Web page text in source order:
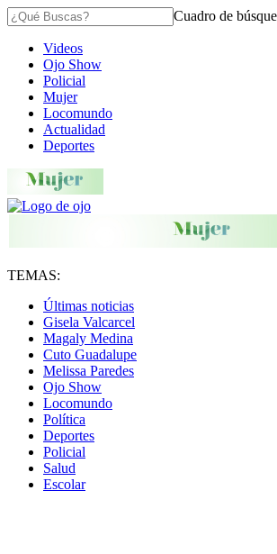
Cuadro de
Videos
Ojo Show
Policial
Mujer
Locomundo
Actualidad
Deportes
TEMAS:
Últimas noticias
Gisela Valcarcel
Magaly Medina
Cuto Guadalupe
Melissa Paredes
Ojo Show
Locomundo
Política
Deportes
Policial
Salud
Escolar